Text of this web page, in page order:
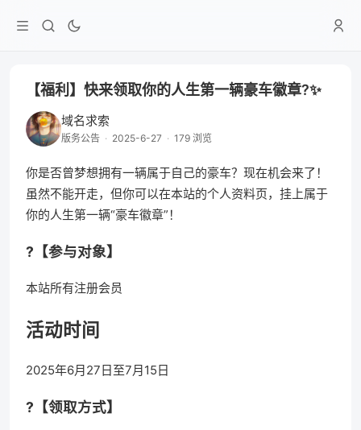
【福利】快来领取你的人生第一辆豪车徽章?✨
域名求索
版务公告 · 2025-6-27 · 179 浏览
你是否曾梦想拥有一辆属于自己的豪车？现在机会来了！
虽然不能开走，但你可以在本站的个人资料页，挂上属于
你的人生第一辆“豪车徽章”！
?【参与对象】
本站所有注册会员
活动时间
2025年6月27日至7月15日
?【领取方式】